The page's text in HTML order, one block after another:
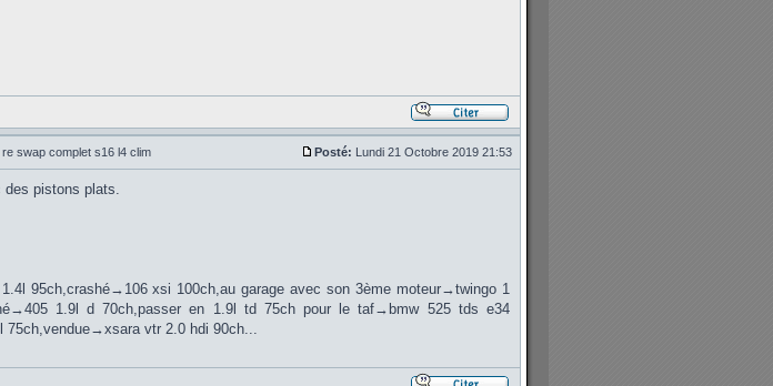
swap complet s16 l4 clim Posté: Lundi 21 Octobre 2019 21:53
des pistons plats.
95ch,crashé→106 xsi 100ch,au garage avec son 3ème moteur→twingo 1
1.9l d 70ch,passer en 1.9l td 75ch pour le taf→bmw 525 tds e34
vtr 2.0 hdi 90ch...